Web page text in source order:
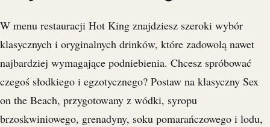
W menu restauracji Hot King znajdziesz szeroki wybór
klasycznych i oryginalnych drinków, które zadowolą nawet
najbardziej wymagające podniebienia. Chcesz spróbować
czegoś słodkiego i egzotycznego? Postaw na klasyczny Sex
on the Beach, przygotowany z wódki, syropu
brzoskwiniowego, grenadyny, soku pomarańczowego i lodu,